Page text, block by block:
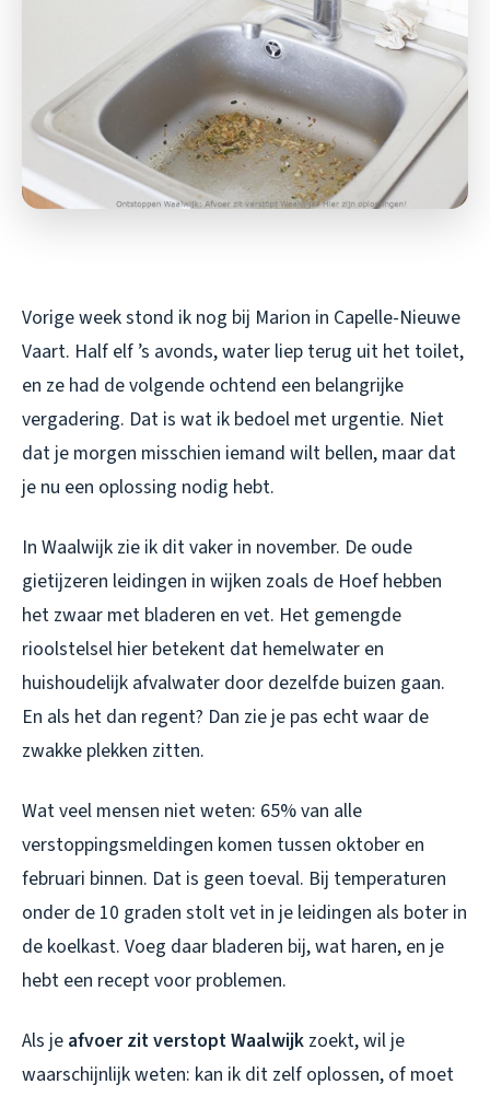
Vorige week stond ik nog bij Marion in Capelle-Nieuwe
Vaart. Half elf ’s avonds, water liep terug uit het toilet,
en ze had de volgende ochtend een belangrijke
vergadering. Dat is wat ik bedoel met urgentie. Niet
dat je morgen misschien iemand wilt bellen, maar dat
je nu een oplossing nodig hebt.
In Waalwijk zie ik dit vaker in november. De oude
gietijzeren leidingen in wijken zoals de Hoef hebben
het zwaar met bladeren en vet. Het gemengde
rioolstelsel hier betekent dat hemelwater en
huishoudelijk afvalwater door dezelfde buizen gaan.
En als het dan regent? Dan zie je pas echt waar de
zwakke plekken zitten.
Wat veel mensen niet weten: 65% van alle
verstoppingsmeldingen komen tussen oktober en
februari binnen. Dat is geen toeval. Bij temperaturen
onder de 10 graden stolt vet in je leidingen als boter in
de koelkast. Voeg daar bladeren bij, wat haren, en je
hebt een recept voor problemen.
Als je afvoer zit verstopt Waalwijk zoekt, wil je
waarschijnlijk weten: kan ik dit zelf oplossen, of moet